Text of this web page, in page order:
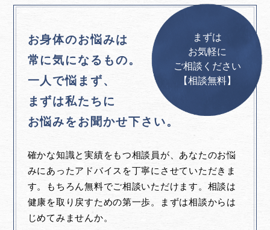
お身体のお悩みは
常に気になるもの。
一人で悩まず、
まずは私たちに
お悩みをお聞かせ下さい。
確かな知識と実績をもつ相談員が、あなたのお悩
みにあったアドバイスを丁寧にさせていただきま
す。もちろん無料でご相談いただけます。相談は
健康を取り戻すための第一歩。まずは相談からは
じめてみませんか。
まずは
お気軽に
ご相談ください
【相談無料】